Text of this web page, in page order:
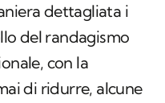
dettagliata i
del randagismo
con la
di ridurre, alcune